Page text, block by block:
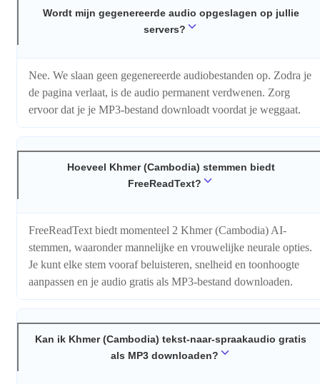
Wordt mijn gegenereerde audio opgeslagen op jullie
servers?
Nee. We slaan geen gegenereerde audiobestanden op. Zodra je
de pagina verlaat, is de audio permanent verdwenen. Zorg
ervoor dat je je MP3-bestand downloadt voordat je weggaat.
Hoeveel Khmer (Cambodia) stemmen biedt
FreeReadText?
FreeReadText biedt momenteel 2 Khmer (Cambodia) AI-
stemmen, waaronder mannelijke en vrouwelijke neurale opties.
Je kunt elke stem vooraf beluisteren, snelheid en toonhoogte
aanpassen en je audio gratis als MP3-bestand downloaden.
Kan ik Khmer (Cambodia) tekst-naar-spraakaudio gratis
als MP3 downloaden?